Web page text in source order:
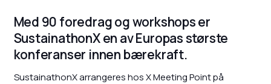
Med 90 foredrag og workshops er
SustainathonX en av Europas største
konferanser innen bærekraft.
SustainathonX arrangeres hos X Meeting Point på